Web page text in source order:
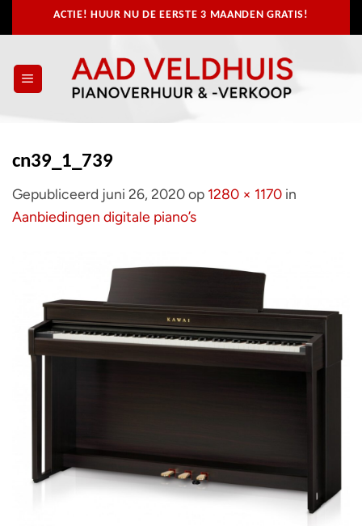
naar
ACTIE! HUUR NU DE EERSTE 3 MAANDEN GRATIS!
cn39_1_739
Gepubliceerd juni 26, 2020op 1280 × 1170 in
Aanbiedingen digitale piano’s